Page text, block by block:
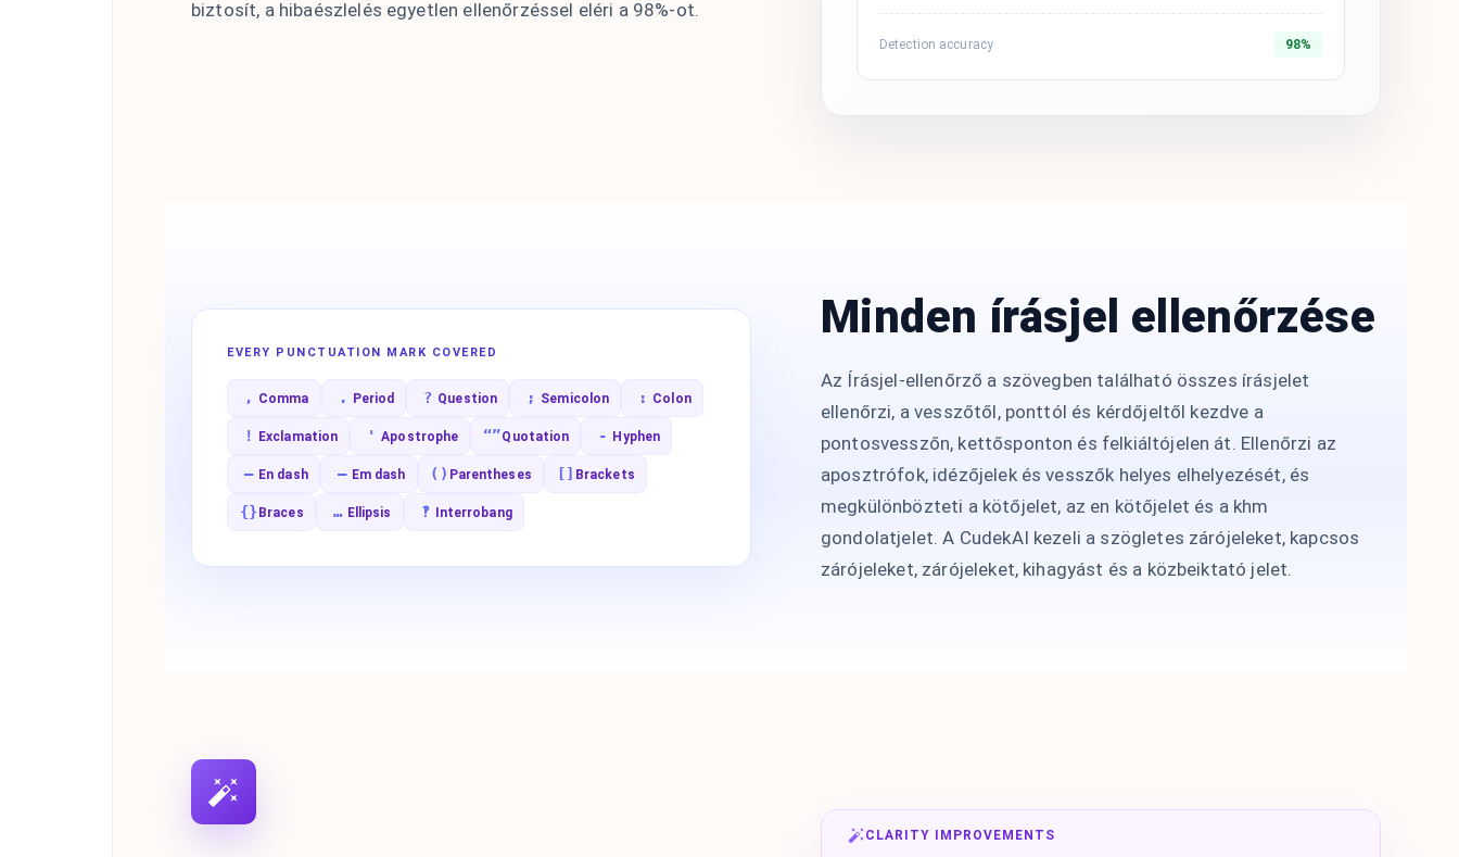
biztosít, a hibaészlelés egyetlen ellenőrzéssel eléri a 98%-ot.
Detection accuracy 98%
EVERY PUNCTUATION MARK COVERED
, Comma . Period ? Question ; Semicolon : Colon
! Exclamation ' Apostrophe “”Quotation - Hyphen
– En dash — Em dash () Parentheses [] Brackets
{} Braces … Ellipsis ‽ Interrobang
Minden írásjel ellenőrzése
Az Írásjel-ellenőrző a szövegben található összes írásjelet
ellenőrzi, a vesszőtől, ponttól és kérdőjeltől kezdve a
pontosvesszőn, kettősponton és felkiáltójelen át. Ellenőrzi az
aposztrófok, idézőjelek és vesszők helyes elhelyezését, és
megkülönbözteti a kötőjelet, az en kötőjelet és a khm
gondolatjelet. A CudekAI kezeli a szögletes zárójeleket, kapcsos
zárójeleket, zárójeleket, kihagyást és a közbeiktató jelet.
CLARITY IMPROVEMENTS